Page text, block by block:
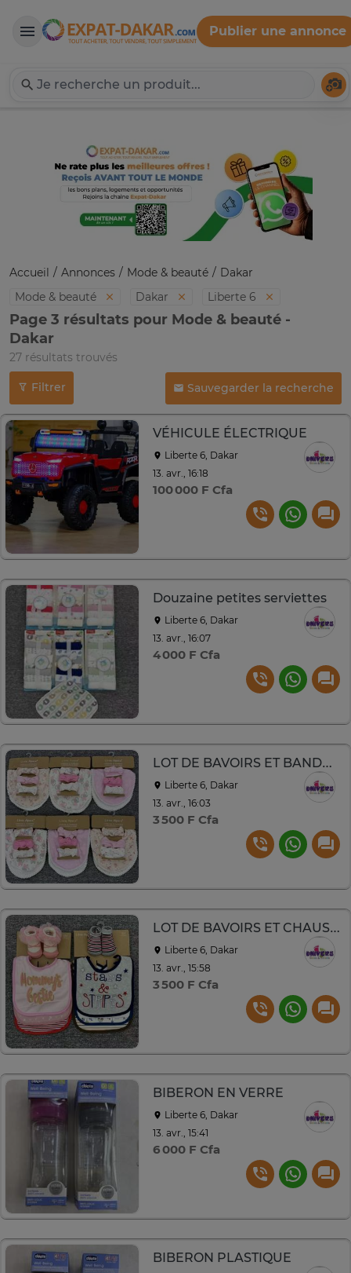
Expat-Dakar
Publier une annonce
Accueil Annonces Mode & beauté
Dakar
Mode & beauté
Dakar Liberte 6
Page 3 résultats pour Mode & beauté -
Dakar
27 résultats trouvés
Filtrer Sauvegarder la recherche
VÉHICULE ÉLECTRIQUE
Liberte 6, Dakar
13. avr., 16:18
100 000 F Cfa
Douzaine petites serviettes
Liberte 6, Dakar
13. avr., 16:07
4 000 F Cfa
LOT DE BAVOIRS ET BANDEAUX
Liberte 6, Dakar
13. avr., 16:03
3 500 F Cfa
LOT DE BAVOIRS ET CHAUSSONS
Liberte 6, Dakar
13. avr., 15:58
3 500 F Cfa
BIBERON EN VERRE
Liberte 6, Dakar
13. avr., 15:41
6 000 F Cfa
BIBERON PLASTIQUE